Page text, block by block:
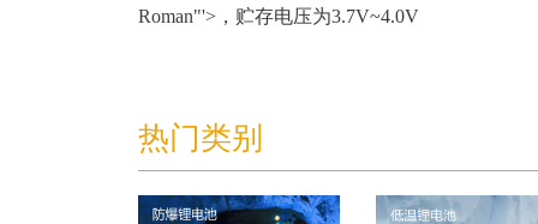
Roman"'>，贮存电压为3.7V~4.0V
热门类别